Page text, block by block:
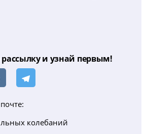
и узнай первым!
колебаний